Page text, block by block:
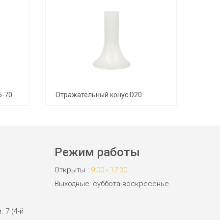
70 Отражательный конус D20
7 (4-й
Режим работы
Открыты : 9:00 - 17:30
Выходные: суббота-воскресенье